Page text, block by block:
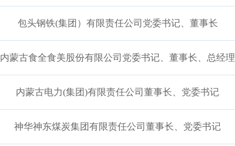
包头钢铁(集团）有限责任公司党委书记、董事长
内蒙古食全食美股份有限公司党委书记、董事长、总经理
内蒙古电力(集团)有限责任公司董事长、党委书记
神华神东煤炭集团有限责任公司董事长、党委书记